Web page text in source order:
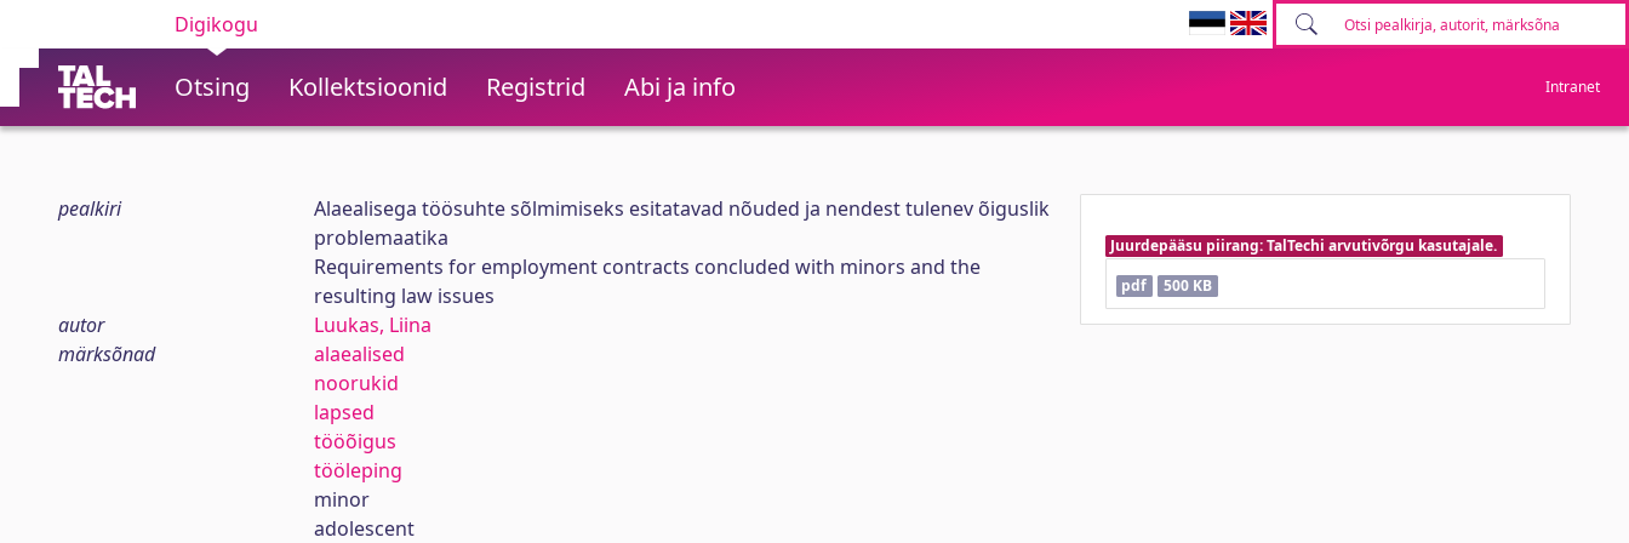
Digikogu
Otsing Kollektsioonid Registrid Abi ja info Intranet
pealkiri
Alaealisega töösuhte sõlmimiseks esitatavad nõuded ja nendest tulenev õiguslik
problemaatika
Requirements for employment contracts concluded with minors and the
resulting law issues
autor
Luukas, Liina
märksõnad
alaealised
noorukid
lapsed
tööõigus
tööleping
minor
adolescent
Juurdepääsu piirang: TalTechi arvutivõrgu kasutajale.
pdf
500 KB